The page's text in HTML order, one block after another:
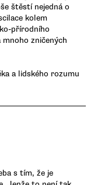
štěstí nejedná o
kolem
přírodního
zničených
a lidského rozumu
s tím, že je